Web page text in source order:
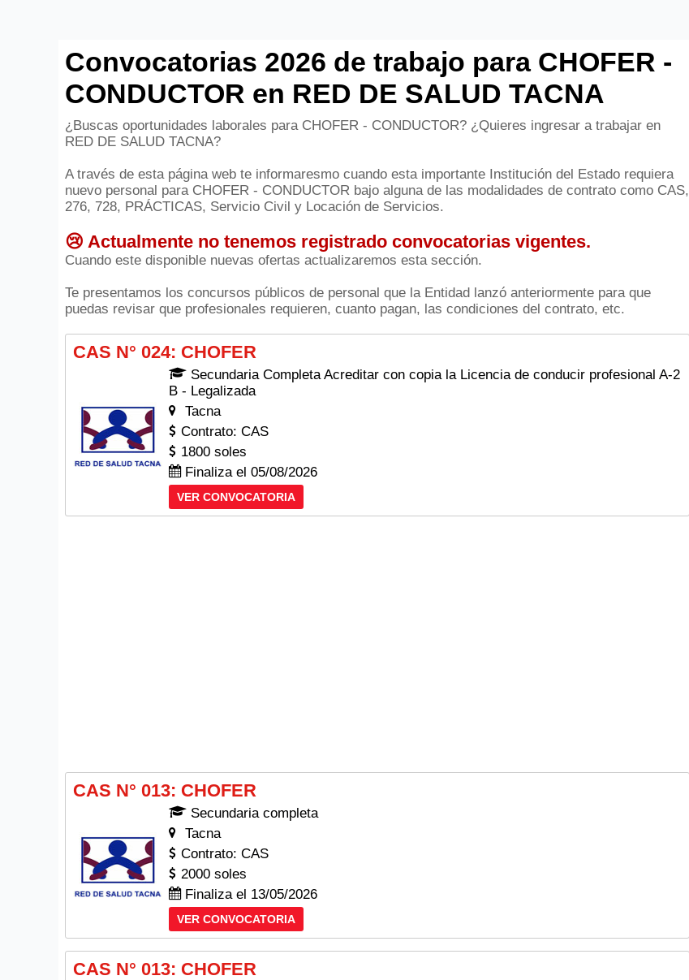
Convocatorias 2026 de trabajo para CHOFER -
CONDUCTOR en RED DE SALUD TACNA
¿Buscas oportunidades laborales para CHOFER - CONDUCTOR? ¿Quieres ingresar a trabajar en
RED DE SALUD TACNA?
A través de esta página web te informaresmo cuando esta importante Institución del Estado requiera
nuevo personal para CHOFER - CONDUCTOR bajo alguna de las modalidades de contrato como CAS,
276, 728, PRÁCTICAS, Servicio Civil y Locación de Servicios.
😢 Actualmente no tenemos registrado convocatorias vigentes.
Cuando este disponible nuevas ofertas actualizaremos esta sección.
Te presentamos los concursos públicos de personal que la Entidad lanzó anteriormente para que
puedas revisar que profesionales requieren, cuanto pagan, las condiciones del contrato, etc.
CAS N° 024: CHOFER
Secundaria Completa Acreditar con copia la Licencia de conducir profesional A-2
B - Legalizada
Tacna
Contrato: CAS
1800 soles
Finaliza el 05/08/2026
VER CONVOCATORIA
CAS N° 013: CHOFER
Secundaria completa
Tacna
Contrato: CAS
2000 soles
Finaliza el 13/05/2026
VER CONVOCATORIA
CAS N° 013: CHOFER